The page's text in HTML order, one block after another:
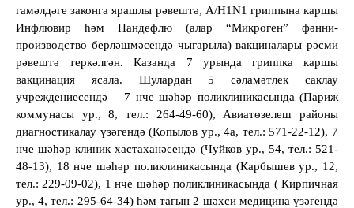
гамәлдәге законга ярашлы рәвештә, А/H1N1 гриппына каршы
Инфлювир һәм Пандефлю (алар “Микроген” фәнни-
производство берләшмәсендә чыгарыла) вакциналары рәсми
рәвештә теркәлгән. Казанда 7 урында гриппка каршы
вакцинация ясала. Шулардан 5 сәламәтлек саклау
учреждениесендә – 7 нче шәһәр поликлиникасында (Париж
коммунасы ур., 8, тел.: 264-49-60), Авиатөзелеш районы
диагностикалау үзәгендә (Копылов ур., 4а, тел.: 571-22-12), 7
нче шәһәр клиник хастаханәсендә (Чуйков ур., 54, тел.: 521-
48-13), 18 нче шәһәр поликлиникасында (Карбышев ур., 12,
тел.: 229-09-02), 1 нче шәһәр поликлиникасында ( Кирпичная
ур., 4, тел.: 295-64-34) һәм тагын 2 шәхси медицина үзәгендә